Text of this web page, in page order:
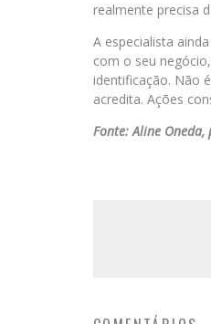
realmente precisa
A especialista
com o seu
identificação. Não
acredita. Ações
Fonte: Aline